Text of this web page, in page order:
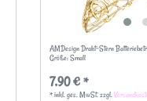
AMDesign Draht-Stern
Größe: Small
7,90 € *
*inkl. ges. MwSt.zzgl.